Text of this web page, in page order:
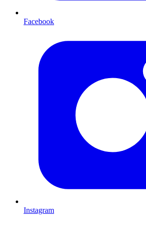
Facebook
Instagram